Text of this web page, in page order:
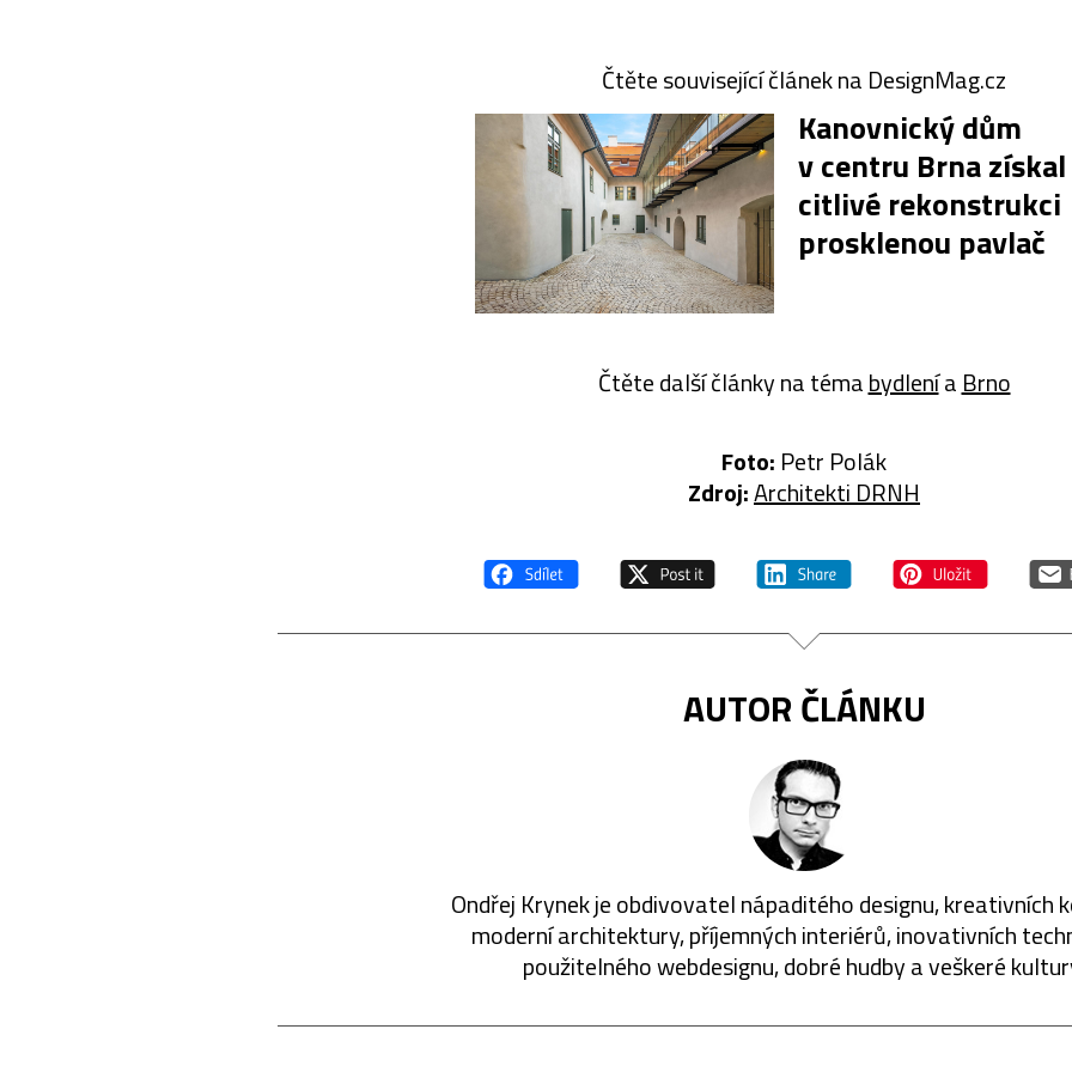
Čtěte související článek na DesignMag.cz
Kanovnický dům
v centru Brna
citlivé rekonstrukci
prosklenou pavlač
Čtěte další články na témabydlenía Brno
Foto: Petr Polák
Zdroj:Architekti DRNH
AUTOR ČLÁNKU
Ondřej Krynek je obdivovatel nápaditého designu, kreativních
moderní architektury, příjemných interiérů, inovativních
použitelného webdesignu, dobré hudby a veškeré